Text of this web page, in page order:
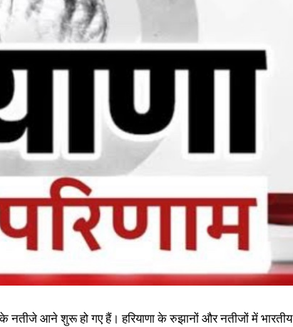
नतीजे आने शुरू हो गए हैं। हरियाणा के रुझानों और नतीजों में भारतीय